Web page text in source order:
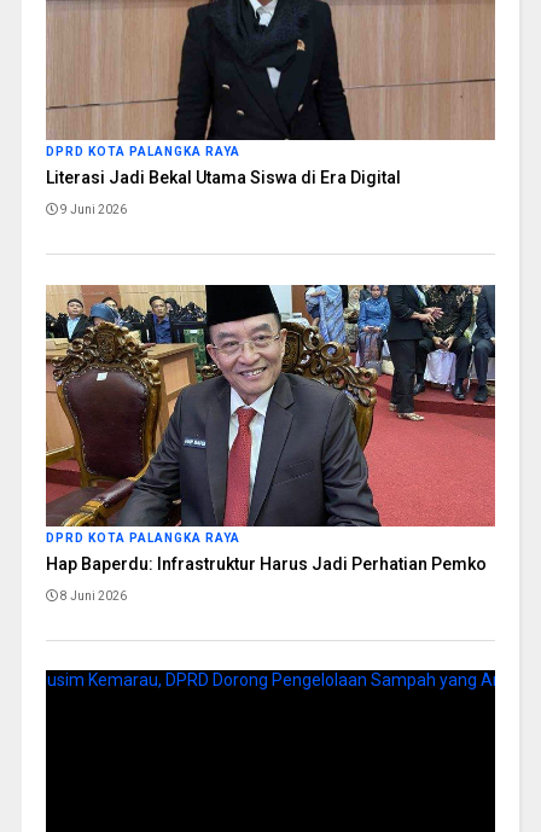
DPRD KOTA PALANGKA RAYA
Literasi Jadi Bekal Utama Siswa di Era Digital
9 Juni 2026
DPRD KOTA PALANGKA RAYA
Hap Baperdu: Infrastruktur Harus Jadi Perhatian Pemko
8 Juni 2026